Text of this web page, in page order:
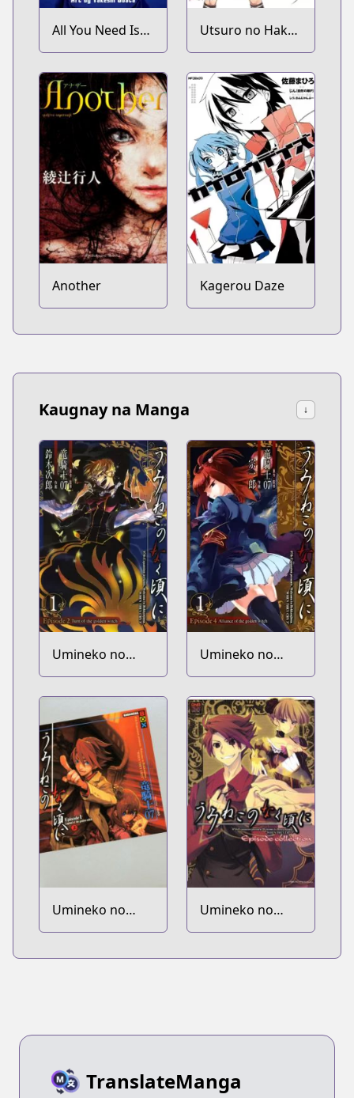
All You Need Is
Kill
Utsuro no Hako
to Zero no Maria
Another Kagerou Daze
Kaugnay na Manga ↓
Umineko no
Naku Koro ni -
Episode 2: Turn
of the Golden
Witch
Umineko no
Naku Koro ni -
Episode 4:
Alliance of the
Golden Witch
Umineko no
Naku Koro ni
Umineko no
Naku Koro ni:
TranslateManga